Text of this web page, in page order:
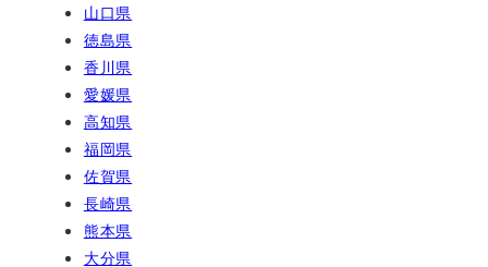
山口県
徳島県
香川県
愛媛県
高知県
福岡県
佐賀県
長崎県
熊本県
大分県